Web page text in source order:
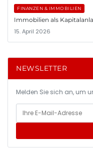
FINANZEN & IMMOBILIEN
Immobilien als
15. April 2026
NEWSLETTER
Melden Sie sich an, um